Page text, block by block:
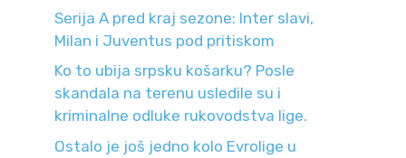
Serija A pred kraj sezone: Inter slavi,
Milan i Juventus pod pritiskom
Ko to ubija srpsku košarku? Posle
skandala na terenu usledile su i
kriminalne odluke rukovodstva lige.
Ostalo je još jedno kolo Evrolige u